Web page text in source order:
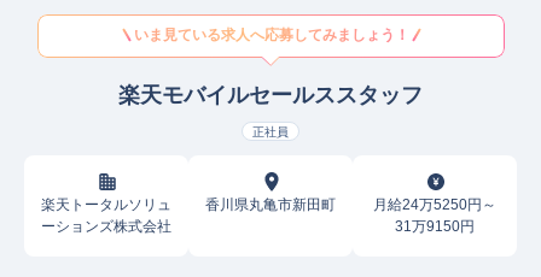
いま見ている求人へ応募してみましょう！
楽天モバイルセールススタッフ
正社員
楽天トータルソリュ
ーションズ株式会社
香川県丸亀市新田町
月給24万5250円～
31万9150円